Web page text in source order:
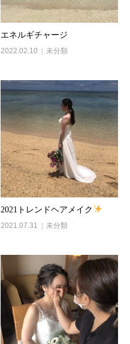
エネルギチャージ
2022.02.10 未分類
2021トレンドヘアメイク
2021.07.31 未分類